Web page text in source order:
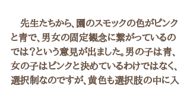
先生たちから、園のスモックの色がピンク
と青で、男女の固定観念に繋がっているの
では？という意見が出ました。男の子は青、
女の子はピンクと決めているわけではなく、
選択制なのですが、黄色も選択肢の中に入